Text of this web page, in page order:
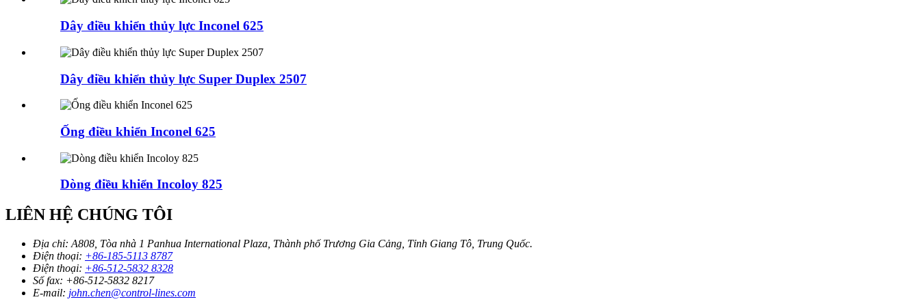
Dây điều khiển thủy lực Inconel 625
Dây điều khiển thủy lực Super Duplex 2507
Ống điều khiển Inconel 625
Dòng điều khiển Incoloy 825
LIÊN HỆ CHÚNG TÔI
Địa chỉ: A808, Tòa nhà 1 Panhua International Plaza, Thành phố Trương Gia Cảng, Tỉnh Giang Tô, Trung Quốc.
Điện thoại: +86-185-5113 8787
Điện thoại: +86-512-5832 8328
Số fax: +86-512-5832 8217
E-mail: john.chen@control-lines.com